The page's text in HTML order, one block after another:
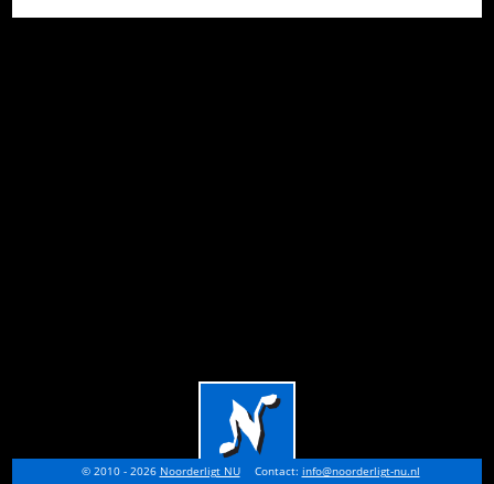
© 2010 - 2026 Noorderligt NU Contact: info@noorderligt-nu.nl